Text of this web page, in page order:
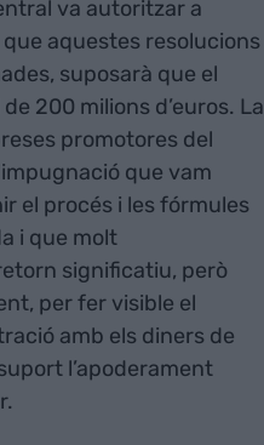
va autoritzar a
que aquestes resolucions
suposarà que el
200 milions d’euros. La
promotores del
que vam
el procés i les fórmules
i que molt
significatiu, però
per fer visible el
amb els diners de
l’apoderament